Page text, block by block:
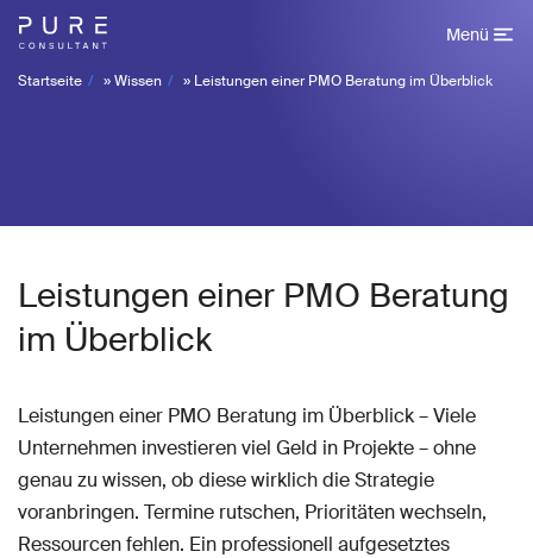
Menü
Startseite »Wissen » Leistungen einer PMO Beratung im Überblick
Leistungen einer PMO Beratung
im Überblick
Leistungen einer PMO Beratung im Überblick – Viele
Unternehmen investieren viel Geld in Projekte – ohne
genau zu wissen, ob diese wirklich die Strategie
voranbringen. Termine rutschen, Prioritäten wechseln,
Ressourcen fehlen. Ein professionell aufgesetztes